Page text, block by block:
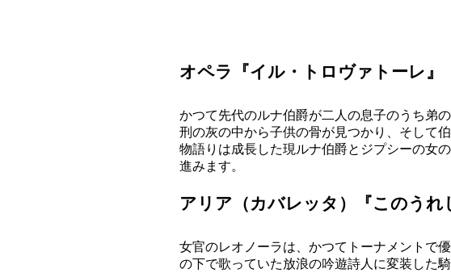
オペラ『イル・トロヴァトーレ』
かつて先代のルナ伯爵が二人の息子のうち弟
刑の灰の中から子供の骨が見つかり、そして
物語りは成長した現ルナ伯爵とジプシーの女
進みます。
アリア（カバレッタ）『このうれ
女官のレオノーラは、かつてトーナメントで
の下で歌っていた放浪の吟遊詩人に変装した騎